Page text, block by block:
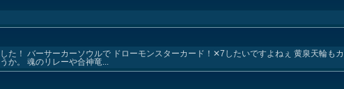
た！ バーサーカーソウルで ドローモンスターカード！✕7したいですよねぇ 黄泉天輪も
か。 魂のリレーや合神竜...